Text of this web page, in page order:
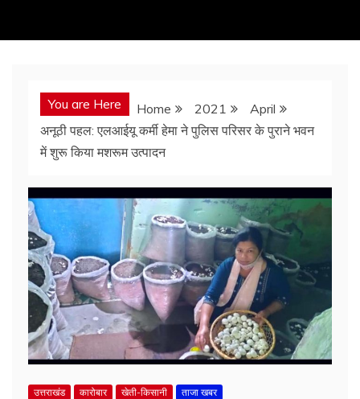
You are Here Home 2021
April
अनूठी पहल: एलआईयू कर्मी हेमा ने पुलिस परिसर के पुराने भवन
में शुरू किया मशरूम उत्पादन
उत्तराखंड कारोबार खेती-किसानी ताजा खबर